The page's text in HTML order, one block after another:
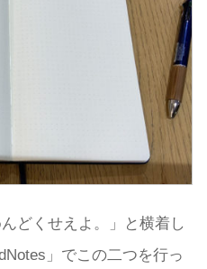
どくせえよ。」と横着し
」でこの二つを行っ